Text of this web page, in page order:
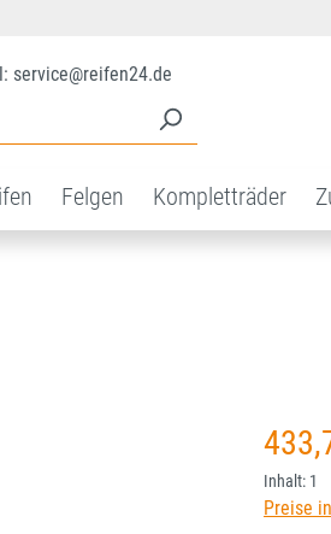
service@reifen24.de
Felgen Kompletträder
Inhalt: 1
Preise